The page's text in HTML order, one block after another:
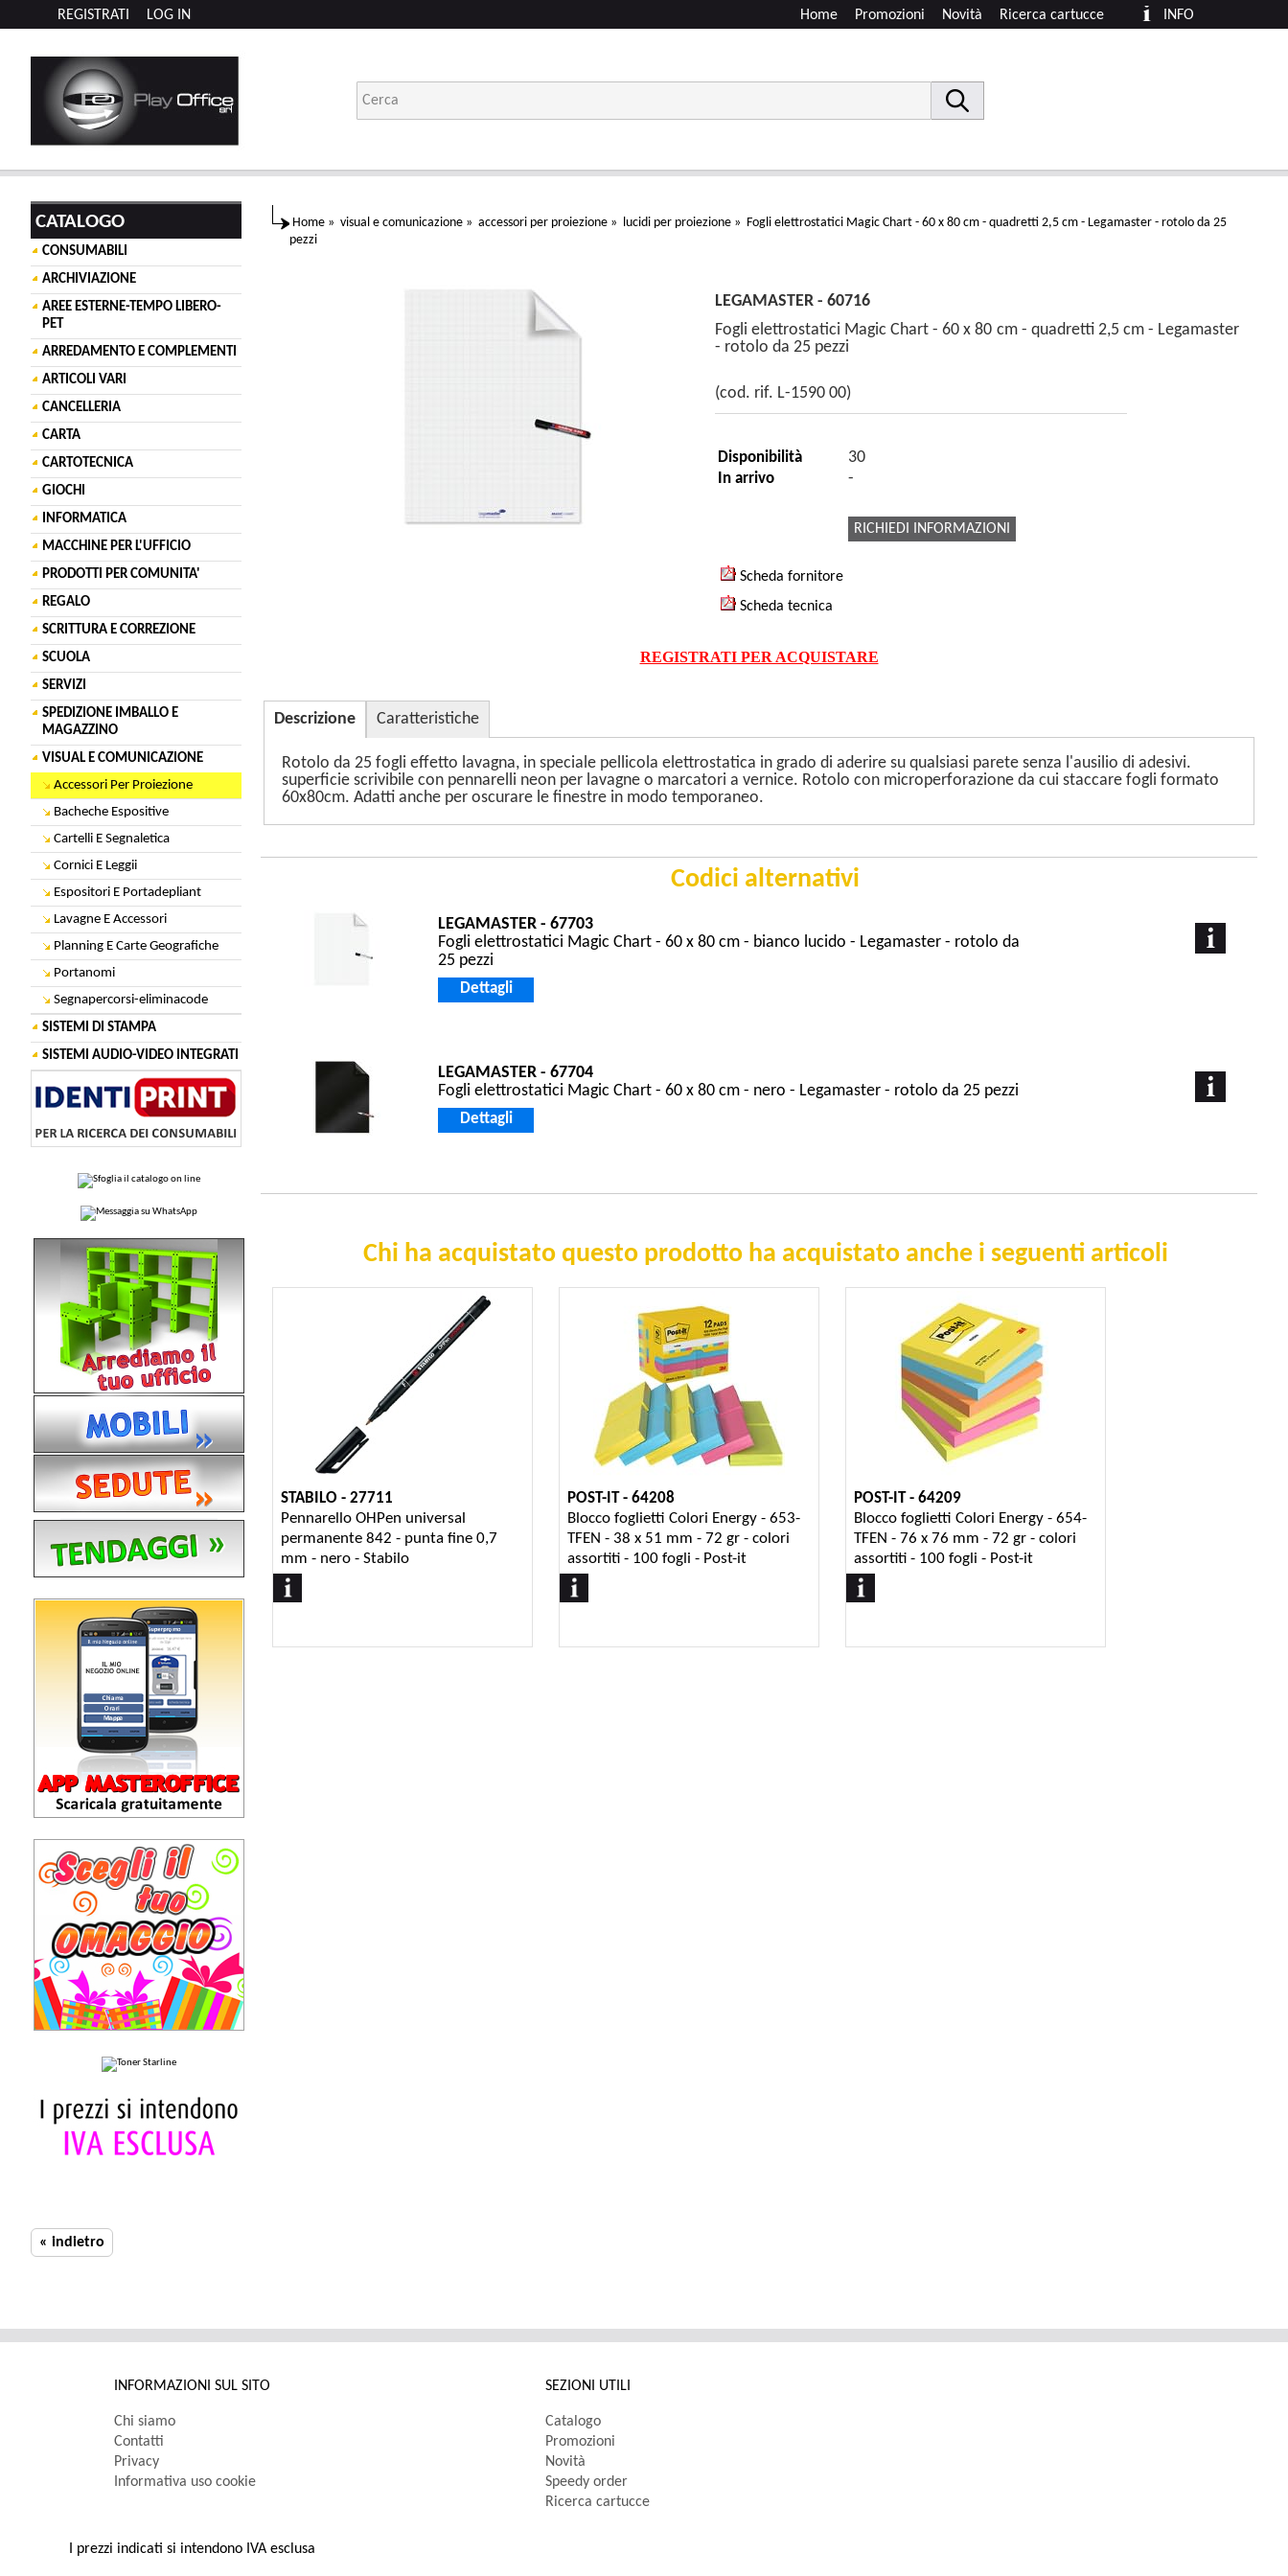
LOG IN
REGISTRATI INFO
Ricerca cartucce
Novità
Promozioni
Home
CATALOGO
CONSUMABILI
ARCHIVIAZIONE
AREE ESTERNE-TEMPO LIBERO-
PET
ARREDAMENTO E COMPLEMENTI
ARTICOLI VARI
CANCELLERIA
CARTA
CARTOTECNICA
GIOCHI
INFORMATICA
MACCHINE PER L'UFFICIO
PRODOTTI PER COMUNITA'
REGALO
SCRITTURA E CORREZIONE
SCUOLA
SERVIZI
SPEDIZIONE IMBALLO E
MAGAZZINO
VISUAL E COMUNICAZIONE
Accessori Per Proiezione
Bacheche Espositive
Cartelli E Segnaletica
Cornici E Leggii
Espositori E Portadepliant
Lavagne E Accessori
Planning E Carte Geografiche
Portanomi
Segnapercorsi-eliminacode
SISTEMI DI STAMPA
SISTEMI AUDIO-VIDEO INTEGRATI
Home » visual e comunicazione » accessori per proiezione » lucidi per proiezione » Fogli elettrostatici Magic Chart - 60 x 80 cm - quadretti 2,5 cm - Legamaster - rotolo da 25
pezzi
LEGAMASTER - 60716
Fogli elettrostatici Magic Chart - 60 x 80 cm - quadretti 2,5 cm - Legamaster
- rotolo da 25 pezzi
(cod. rif. L-1590 00)
Disponibilità 30
In arrivo -
RICHIEDI INFORMAZIONI
Scheda fornitore
Scheda tecnica
REGISTRATI PER ACQUISTARE
Descrizione Caratteristiche
Rotolo da 25 fogli effetto lavagna, in speciale pellicola elettrostatica in grado di aderire su qualsiasi parete senza l'ausilio di adesivi.
superficie scrivibile con pennarelli neon per lavagne o marcatori a vernice. Rotolo con microperforazione da cui staccare fogli formato
60x80cm. Adatti anche per oscurare le finestre in modo temporaneo.
Codici alternativi
LEGAMASTER - 67703
Fogli elettrostatici Magic Chart - 60 x 80 cm - bianco lucido - Legamaster - rotolo da
25 pezzi
Dettagli
LEGAMASTER - 67704
Fogli elettrostatici Magic Chart - 60 x 80 cm - nero - Legamaster - rotolo da 25 pezzi
Dettagli
Chi ha acquistato questo prodotto ha acquistato anche i seguenti articoli
STABILO - 27711
Pennarello OHPen universal
permanente 842 - punta fine 0,7
mm - nero - Stabilo
POST-IT - 64208
Blocco foglietti Colori Energy - 653-
TFEN - 38 x 51 mm - 72 gr - colori
assortiti - 100 fogli - Post-it
POST-IT - 64209
Blocco foglietti Colori Energy - 654-
TFEN - 76 x 76 mm - 72 gr - colori
assortiti - 100 fogli - Post-it
« indietro
INFORMAZIONI SUL SITO
Chi siamo
Contatti
Privacy
Informativa uso cookie
SEZIONI UTILI
Catalogo
Promozioni
Novità
Speedy order
Ricerca cartucce
I prezzi indicati si intendono IVA esclusa